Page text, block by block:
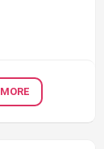
MORE